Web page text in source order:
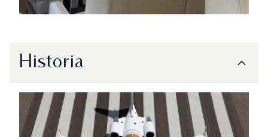
Historia